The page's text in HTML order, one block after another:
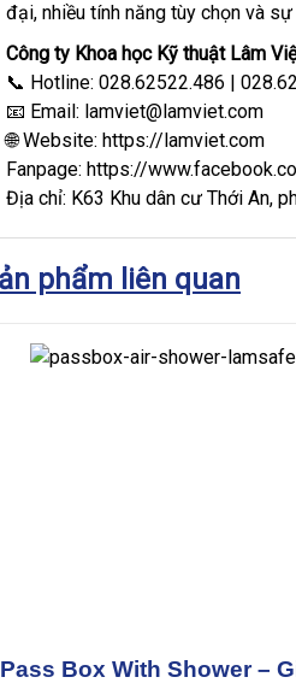
đại, nhiều tính năng tùy chọn và
Công ty Khoa học Kỹ thuật Lâm
📞 Hotline: 028.62522.486 |
📧 Email: lamviet@lamviet.com
🌐 Website: https://lamviet.com
Fanpage: https://
Địa chỉ: K63 Khu dân cư Thới An,
Pass Box With Shower –